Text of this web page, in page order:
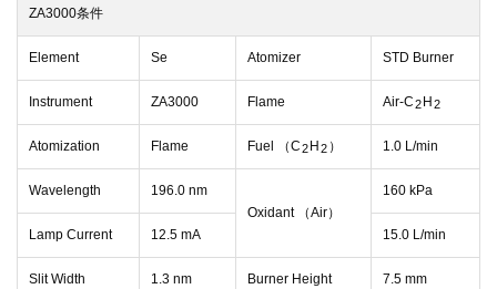
ZA3000条件
Element Se Atomizer STD Burner
Instrument ZA3000 Flame Air-C2 H 2
Atomization Flame Fuel （C2 H 2 ） 1.0 L/min
Wavelength
196.0 nm
Oxidant （Air）
160 kPa
Lamp Current 12.5 mA 15.0 L/min
Slit Width 1.3 nm Burner Height 7.5 mm